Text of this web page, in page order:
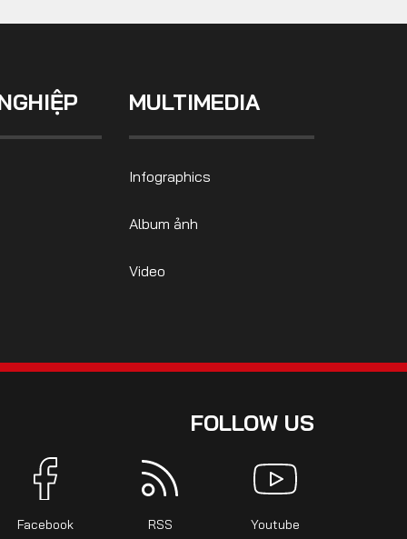
MULTIMEDIA
Infographics
Album ảnh
Video
FOLLOW US
Facebook RSS Youtube